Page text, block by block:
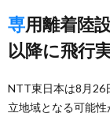
専用離着陸設備の候補地選出など、25年度
以降に飛行
NTT東日本は8月26
立地域となる可能